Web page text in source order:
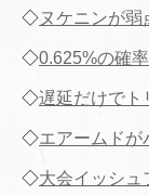
◇ヌケニンが
◇0.625%の確
◇遅延だけでト
◇エアームドが
◇大会イッシュ